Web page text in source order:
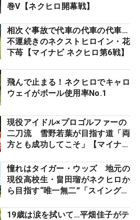
巻V【ネクヒロ開幕戦】
相次ぐ事故で代車の代車の代車…
不運続きのネクストヒロイン・花
下苺【マイナビ ネクヒロ第6戦】
飛んで止まる！ネクヒロでキャロ
ウェイがボール使用率No.1
現役アイドル×プロゴルファーの
二刀流 雪野若葉が目指す道「両
方とも成功してこそ」【マイナビ
憧れはタイガー・ウッズ 地元の
現役高校生・畠田瑠がネクヒロか
ら目指す“唯一無二”「スイングは
19歳は涙を拭いて…平畑佳子がテ